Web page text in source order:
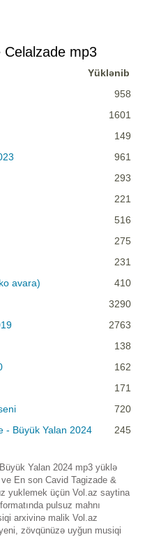
Celalzade mp3
Yüklənib
958
1601
149
961
293
221
516
275
231
avara)
410
3290
2763
138
162
171
720
- Büyük Yalan 2024
245
Yalan 2024 mp3 yüklə
En son Cavid Tagizade &
yuklemek üçün Vol.az saytina
pulsuz mahnı
arxivinə malik Vol.az
zövqünüzə uyğun musiqi